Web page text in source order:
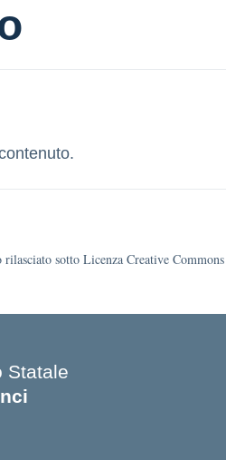
sotto Licenza Creative
Statale